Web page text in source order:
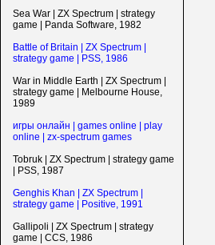
Sea War | ZX Spectrum | strategy
game | Panda Software, 1982
Battle of Britain | ZX Spectrum |
strategy game | PSS, 1986
War in Middle Earth | ZX Spectrum |
strategy game | Melbourne House,
1989
игры онлайн | games online | play
online | zx-spectrum games
Tobruk | ZX Spectrum | strategy game
| PSS, 1987
Genghis Khan | ZX Spectrum |
strategy game | Positive, 1991
Gallipoli | ZX Spectrum | strategy
game | CCS, 1986